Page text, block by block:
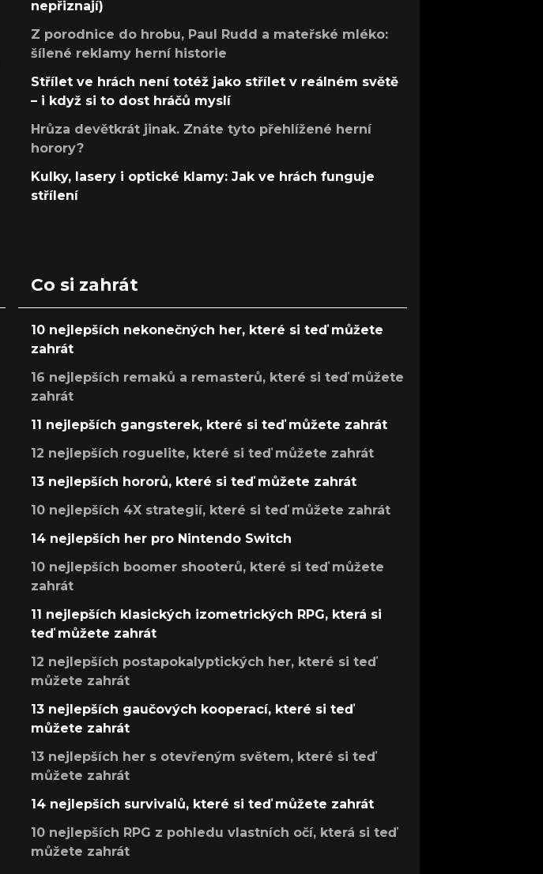
nepřiznají)
Z porodnice do hrobu, Paul Rudd a mateřské mléko:
šílené reklamy herní historie
Střílet ve hrách není totéž jako střílet v reálném světě
– i když si to dost hráčů myslí
Hrůza devětkrát jinak. Znáte tyto přehlížené herní
horory?
Kulky, lasery i optické klamy: Jak ve hrách funguje
střílení
Co si zahrát
10 nejlepších nekonečných her, které si teď můžete
zahrát
16 nejlepších remaků a remasterů, které si teď můžete
zahrát
11 nejlepších gangsterek, které si teď můžete zahrát
12 nejlepších roguelite, které si teď můžete zahrát
13 nejlepších hororů, které si teď můžete zahrát
10 nejlepších 4X strategií, které si teď můžete zahrát
14 nejlepších her pro Nintendo Switch
10 nejlepších boomer shooterů, které si teď můžete
zahrát
11 nejlepších klasických izometrických RPG, která si
teď můžete zahrát
12 nejlepších postapokalyptických her, které si teď
můžete zahrát
13 nejlepších gaučových kooperací, které si teď
můžete zahrát
13 nejlepších her s otevřeným světem, které si teď
můžete zahrát
14 nejlepších survivalů, které si teď můžete zahrát
10 nejlepších RPG z pohledu vlastních očí, která si teď
můžete zahrát